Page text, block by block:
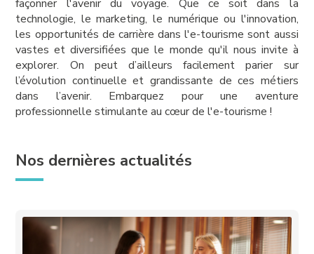
façonner l'avenir du voyage. Que ce soit dans la
technologie, le marketing, le numérique ou l'innovation,
les opportunités de carrière dans l'e-tourisme sont aussi
vastes et diversifiées que le monde qu'il nous invite à
explorer. On peut d’ailleurs facilement parier sur
l’évolution continuelle et grandissante de ces métiers
dans l’avenir. Embarquez pour une aventure
professionnelle stimulante au cœur de l'e-tourisme !
Nos dernières actualités